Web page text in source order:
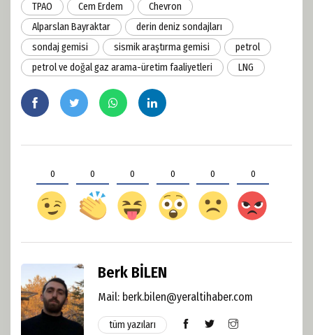
TPAO Cem Erdem
Chevron
Alparslan Bayraktar
derin deniz sondajları
sondaj gemisi
sismik araştırma gemisi
petrol
petrol ve doğal gaz arama-üretim faaliyetleri
LNG
0 0 0 0 0 0
Berk BİLEN
Mail: berk.bilen@yeraltihaber.com
tüm yazıları